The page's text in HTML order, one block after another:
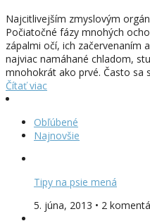
Najcitlivejším zmyslovým
Počiatočné fázy mnohých
zápalmi očí, ich začervenaním
najviac namáhané chladom,
mnohokrát ako prvé. Často sa
Čítať viac
Obľúbené
Najnovšie
Tipy na psie mená
5. júna, 2013 • 2